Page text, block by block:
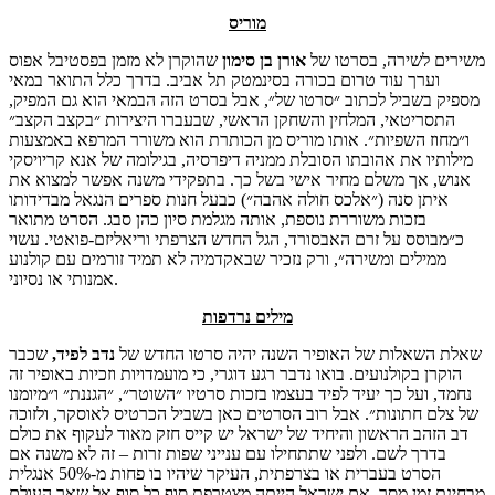
מוריס
משירים לשירה, בסרטו של אורן בן סימון שהוקרן לא מזמן בפסטיבל אפוס
וערך עוד טרום בכורה בסינמטק תל אביב. בדרך כלל התואר במאי
מספיק בשביל לכתוב ״סרטו של״, אבל בסרט הזה הבמאי הוא גם המפיק,
התסריטאי, המלחין והשחקן הראשי, שבעברו היצירות ״בקצב הקצב״
ו״מחוז השפיות״. אותו מוריס מן הכותרת הוא משורר המרפא באמצעות
מילותיו את אהובתו הסובלת ממניה דיפרסיה, בגילומה של אנא קריויסקי
אנוש, אך משלם מחיר אישי בשל כך. בתפקידי משנה אפשר למצוא את
איתן סנה (״אלכס חולה אהבה״) כבעל חנות ספרים הנגאל מבדידותו
בזכות משוררת נוספת, אותה מגלמת סיון כהן סבג. הסרט מתואר
כ״מבוסס על זרם האבסורד, הגל החדש הצרפתי וריאליזם-פואטי. עשוי
ממילים ומשירה״, ורק נזכיר שבאקדמיה לא תמיד זורמים עם קולנוע
אמנותי או נסיוני.
מילים נרדפות
שאלת השאלות של האופיר השנה יהיה סרטו החדש של נדב לפיד, שכבר
הוקרן בקולנועים. בואו נדבר רגע דוגרי, כי מועמדויות וזכיות באופיר זה
נחמד, ועל כך יעיד לפיד בעצמו בזכות סרטיו ״השוטר״, ״הגננת״ ו״מיומנו
של צלם חתונות״. אבל רוב הסרטים כאן בשביל הכרטיס לאוסקר, ולזוכה
דב הזהב הראשון והיחיד של ישראל יש קייס חזק מאוד לעקוף את כולם
בדרך לשם. ולפני שתתחילו עם ענייני שפות זרות – זה לא משנה אם
הסרט בעברית או בצרפתית, העיקר שיהיו בו פחות מ-50% אנגלית